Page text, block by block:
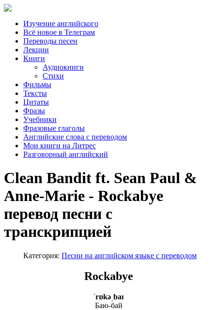
Изучение английского
Всё новое в Телеграм
Переводы песен
Лекции
Книги
Аудиокниги
Стихи
Фильмы
Тексты
Цитаты
Фразы
Учебники
Фразовые глаголы
Английские слова с переводом
Мои книги на Литрес
Разговорный английский
Clean Bandit ft. Sean Paul &
Anne-Marie - Rockabye
перевод песни с
транскрипцией
Категория: Песни на английском языке с переводом
Rockabye
ˈrɒkəˌbaɪ
Баю-бай